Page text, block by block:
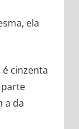
ela
cinzenta
a da